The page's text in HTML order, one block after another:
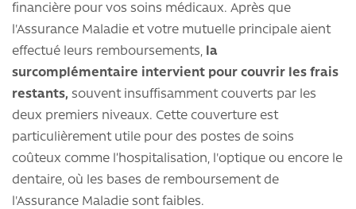
financière pour vos soins médicaux. Après que
l'Assurance Maladie et votre mutuelle principale aient
effectué leurs remboursements, la
surcomplémentaire intervient pour couvrir les frais
restants, souvent insuffisamment couverts par les
deux premiers niveaux. Cette couverture est
particulièrement utile pour des postes de soins
coûteux comme l’hospitalisation, l'optique ou encore le
dentaire, où les bases de remboursement de
l'Assurance Maladie sont faibles.